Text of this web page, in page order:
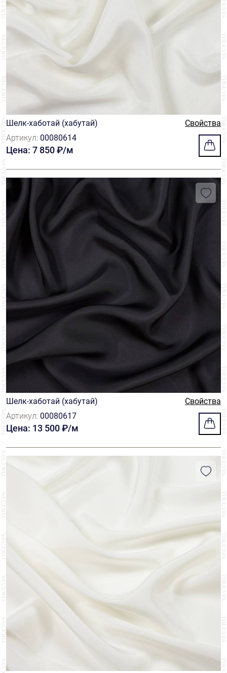
Шелк-хаботай (хабутай)
Свойства
Артикул: 00080614
Цена: 7 850 ₽/м
Шелк-хаботай (хабутай)
Свойства
Артикул: 00080617
Цена: 13 500 ₽/м